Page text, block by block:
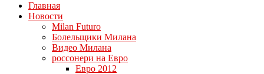
Главная
Новости
Milan Futuro
Болельщики Милана
Видео Милана
россонери на Евро
Евро 2012